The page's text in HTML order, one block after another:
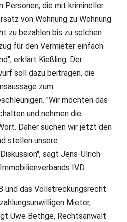
Personen, die mit krimineller
von Wohnung zu Wohnung
zu bezahlen bis zu solchen
für den Vermieter einfach
erklärt Kießling. Der
soll dazu beitragen, die
zum
"Wir möchten das
und nehmen die
Daher suchen wir jetzt den
stellen unsere
sagt Jens-Ulrich
IVD.
und das Vollstreckungsrecht
Mieter,
Uwe Bethge, Rechtsanwalt